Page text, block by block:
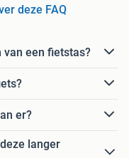
deze FAQ
een fietstas?
er?
langer